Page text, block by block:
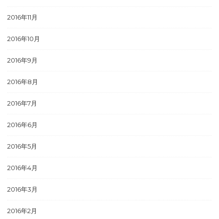
2016年11月
2016年10月
2016年9月
2016年8月
2016年7月
2016年6月
2016年5月
2016年4月
2016年3月
2016年2月